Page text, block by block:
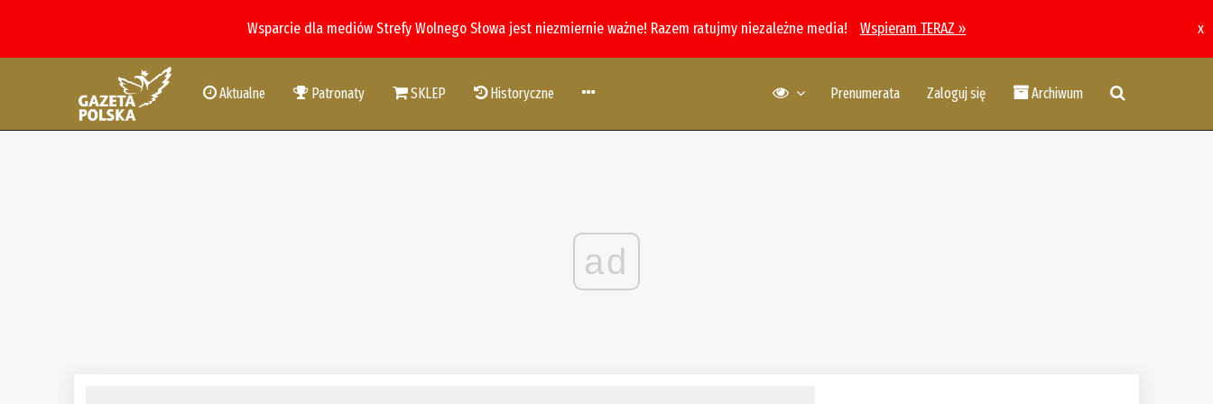
Wsparcie dla mediów Strefy Wolnego Słowa jest niezmiernie ważne! Razem ratujmy niezależne media! Wspieram TERAZ » x
Aktualne Patronaty SKLEP Historyczne Prenumerata Zaloguj się Archiwum
ad